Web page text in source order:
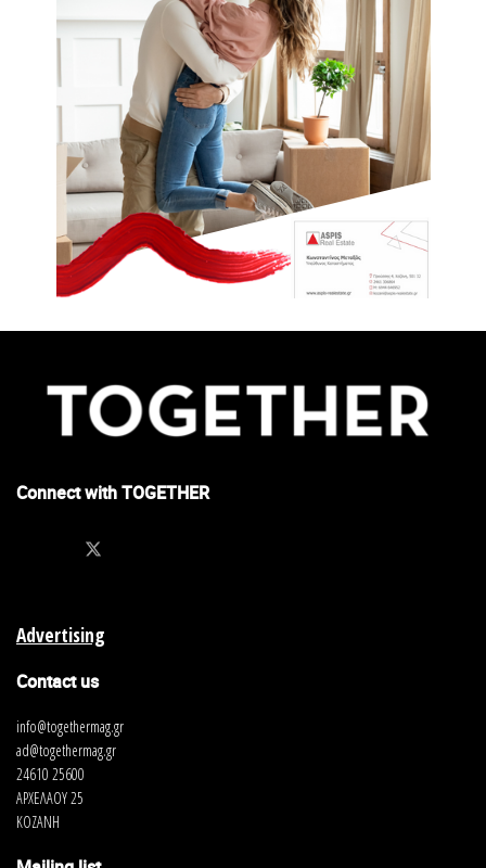
Connect with TOGETHER
Advertising
Contact us
info@togethermag.gr
ad@togethermag.gr
24610 25600
ΑΡΧΕΛΑΟΥ 25
ΚΟΖΑΝΗ